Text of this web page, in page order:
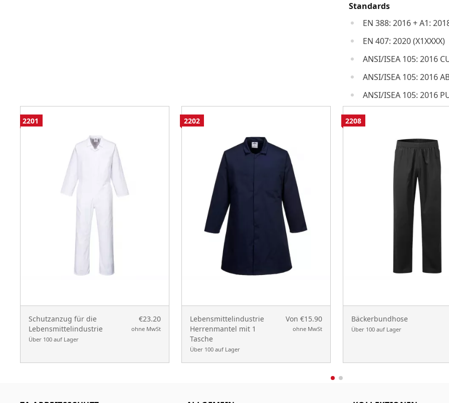
Standards
EN 388: 2016 + A1:
EN 407: 2020 (X1XXXX)
ANSI/ISEA 105: 2016
ANSI/ISEA 105: 2016
ANSI/ISEA 105: 2016
Schutzanzug für die
Lebensmittelindustrie
Über 100 auf Lager
€23.20
ohne MwSt
2201
Lebensmittelindustrie
Herrenmantel mit 1
Tasche
Über 100 auf Lager
Von €15.90
ohne MwSt
2202
Bäckerbundhose
Über 100 auf Lager
2208